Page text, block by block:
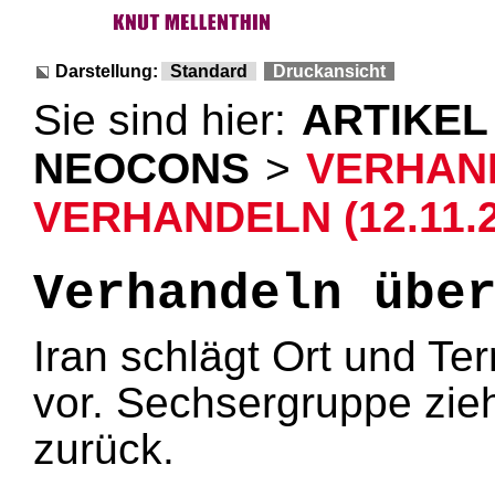
Darstellung: Standard Druckansicht
Sie sind hier: ARTIKEL
NEOCONS >
VERHANDELN
Verhandeln
Iran schlägt Ort und
vor. Sechsergruppe
zurück.